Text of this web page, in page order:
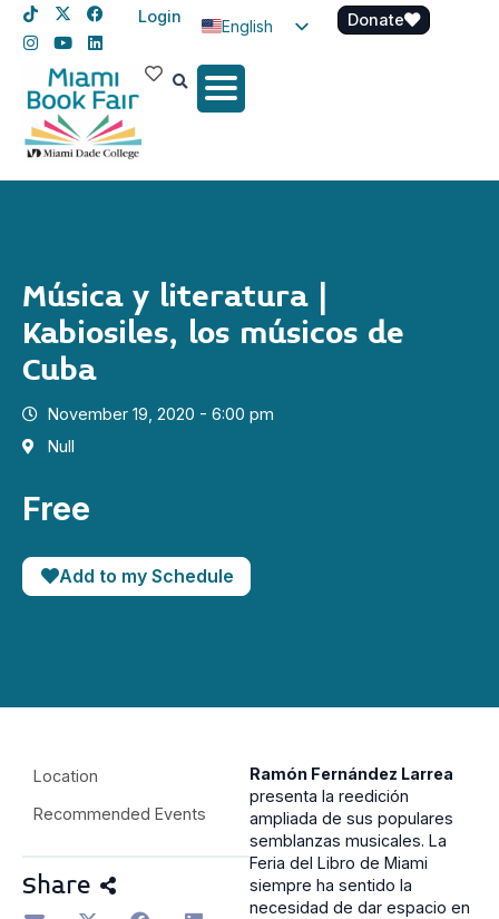
Login
English
Spanish
Donate
Música y literatura |
Kabiosiles, los músicos de
Cuba
November 19, 2020 - 6:00 pm
Null
Free
Add to my Schedule
Location
Recommended Events
Share
Ramón Fernández Larrea
presenta la reedición
ampliada de sus populares
semblanzas musicales. La
Feria del Libro de Miami
siempre ha sentido la
necesidad de dar espacio en